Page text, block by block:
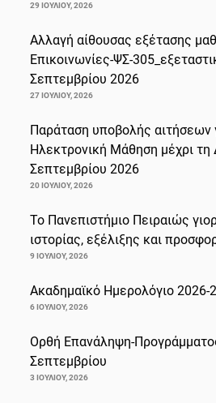
29 ΙΟΥΛΊΟΥ, 2026
Αλλαγή αίθουσας εξέτασης
Επικοινωνίες-ΨΣ-
Σεπτεμβρίου 2026
27 ΙΟΥΛΊΟΥ, 2026
Παράταση υποβολής αιτήσεων
Ηλεκτρονική Μάθηση μέχρι τη
Σεπτεμβρίου 2026
20 ΙΟΥΛΊΟΥ, 2026
Το Πανεπιστήμιο Πειραιώς
ιστορίας, εξέλιξης και
9 ΙΟΥΛΊΟΥ, 2026
Ακαδημαϊκό Ημερολόγιο 2026-
6 ΙΟΥΛΊΟΥ, 2026
Ορθή Επανάληψη-
Σεπτεμβρίου
3 ΙΟΥΛΊΟΥ, 2026